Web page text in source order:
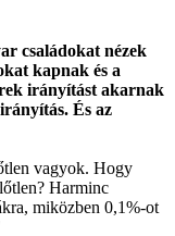
családokat nézek
kapnak és a
irányítást akarnak
És az
vagyok. Hogy
Harminc
miközben 0,1%-ot